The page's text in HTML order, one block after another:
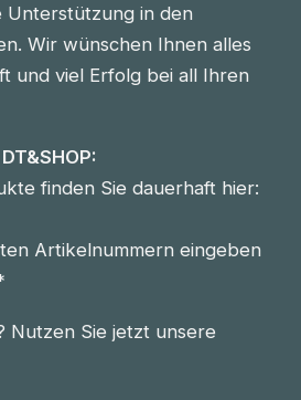
Unterstützung in den
Wir wünschen Ihnen alles
und viel Erfolg bei all Ihren
finden Sie dauerhaft hier:
Artikelnummern eingeben
Nutzen Sie jetzt unsere